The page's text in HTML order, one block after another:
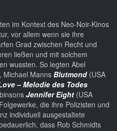
im Kontext des Neo-Noir-Kinos
vor allem wenn sie ihre
Grad zwischen Recht und
ließen und mit solchem
wussten. So legten Abel
Michael Manns Blutmond(USA
– Melodie des Todes
Jennifer Eight (USA
die ihre Polizisten und
individuell ausgestaltete
dass Rob Schmidts